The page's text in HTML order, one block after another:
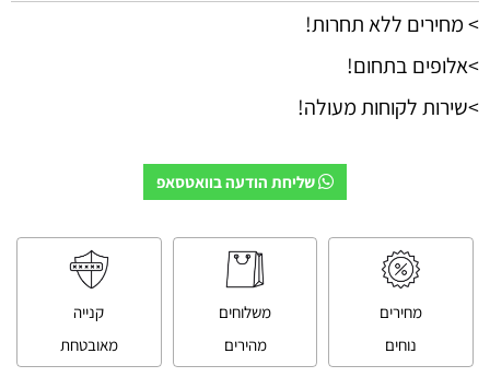
> מחירים ללא תחרות!
>אלופים בתחום!
>שירות לקוחות מעולה!
שליחת הודעה בוואטסאפ
מחירים
נוחים
משלוחים
מהירים
קנייה
מאובטחת